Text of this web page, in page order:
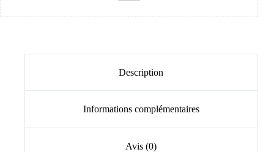
Description
Informations complémentaires
Avis (0)